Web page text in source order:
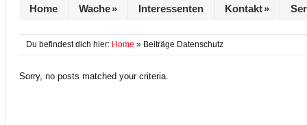
Home Wache» Interessenten Kontakt»
Du befindest dich hier: Home » Beiträge Datenschutz
Sorry, no posts matched your criteria.